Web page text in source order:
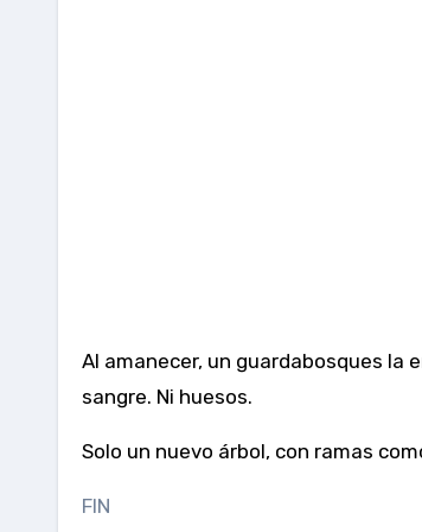
Al amanecer, un guardabosques la
sangre. Ni huesos.
Solo un nuevo árbol, con ramas
FIN